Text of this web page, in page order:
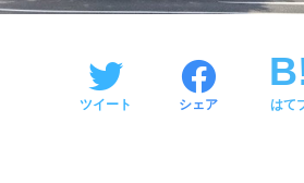
ツイート シェア はて